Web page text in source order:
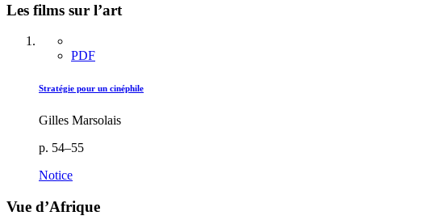
Les films sur l’art
PDF
Stratégie pour un cinéphile
Gilles Marsolais
p. 54–55
Notice
Vue d’Afrique